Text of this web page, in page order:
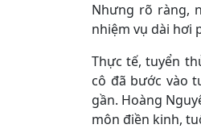
Nhưng rõ ràng,
nhiệm vụ dài hơi
Thực tế, tuyển
cô đã bước vào
gần. Hoàng
môn điền kinh,